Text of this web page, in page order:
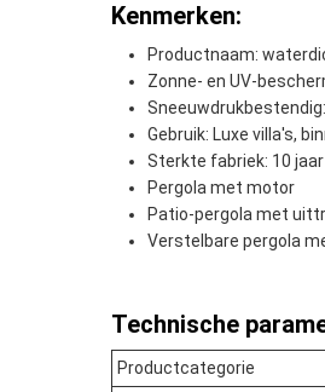
Kenmerken:
Productnaam:
Zonne- en UV-
Gebruik: Luxe villa's,
Sterkte fabriek: 10
Pergola met motor
Patio-pergola met
Verstelbare pergola
Technische
Productcategorie